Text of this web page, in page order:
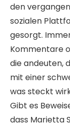
den
sozialen
gesorgt.
Kommentare
die andeuten,
mit einer
was steckt
Gibt es
dass Marietta